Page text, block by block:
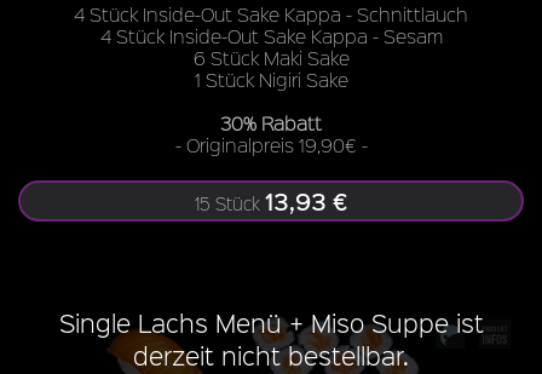
4 Stück Inside-Out Sake Kappa - Schnittlauch
4 Stück Inside-Out Sake Kappa - Sesam
6 Stück Maki Sake
1 Stück Nigiri Sake
30% Rabatt
- Originalpreis 19,90€ -
15 Stück 13,93 €
Single Lachs Menü + Miso Suppe ist
derzeit nicht bestellbar.